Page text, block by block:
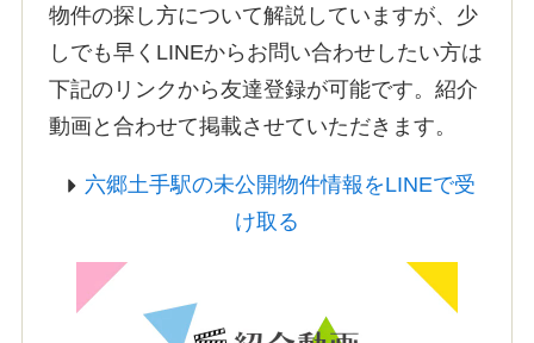
物件の探し方について解説していますが、少
しでも早くLINEからお問い合わせしたい方は
下記のリンクから友達登録が可能です。紹介
動画と合わせて掲載させていただきます。
六郷土手駅の未公開物件情報をLINEで受
け取る